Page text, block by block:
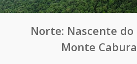
Norte: Nascente
Monte